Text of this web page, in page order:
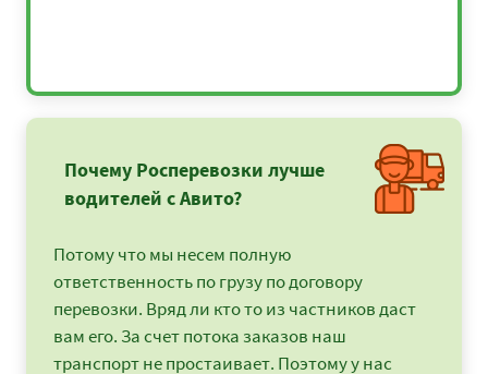
Почему Росперевозки лучше
водителей с Авито?
Потому что мы несем полную
ответственность по грузу по договору
перевозки. Вряд ли кто то из частников даст
вам его. За счет потока заказов наш
транспорт не простаивает. Поэтому у нас